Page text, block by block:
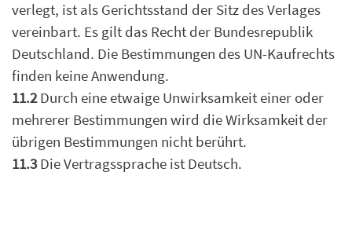
verlegt, ist als Gerichtsstand der Sitz des Verlages
vereinbart. Es gilt das Recht der Bundesrepublik
Deutschland. Die Bestimmungen des UN-Kaufrechts
finden keine Anwendung.
11.2Durch eine etwaige Unwirksamkeit einer oder
mehrerer Bestimmungen wird die Wirksamkeit der
übrigen Bestimmungen nicht berührt.
11.3Die Vertragssprache ist Deutsch.